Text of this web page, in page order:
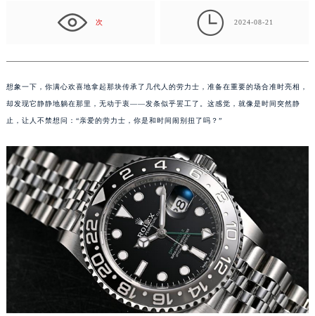
次  2024-08-21
想象一下，你满心欢喜地拿起那块传承了几代人的劳力士，准备在重要的场合准时亮相，
却发现它静静地躺在那里，无动于衷——发条似乎罢工了。这感觉，就像是时间突然静
止，让人不禁想问：“亲爱的劳力士，你是和时间闹别扭了吗？”